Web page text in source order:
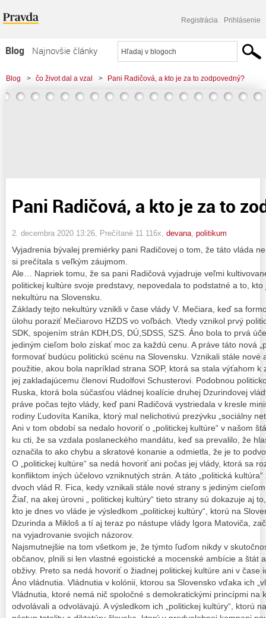
Registrácia Prihlásenie
Blog
Najnovšie články
Najčítanejšie články
Najkomentovanejšie články
Blog > čo život dal a vzal > Pani Radičová, a kto je za to zodpovedný?
Pani Radičová, a kto je za to
2. decembra 2020 13:26 , Prečítané 11 116x, devana politikum
Vyjadrenia bývalej premiérky pani Radičovej o tom, že táto vláda
si prečítala s veľkým záujmom.
Ale… Napriek tomu, že sa pani Radičová vyjadruje veľmi
politickej kultúre svoje predstavy, nepovedala to podstatné a to,
nekultúru na Slovensku.
Základy tejto nekultúry vznikli v čase vlády V. Mečiara, keď sa
úlohu poraziť Mečiarovo HZDS vo voľbách. Vtedy vznikol prvý
SDK, spojením strán KDH,DS, DÚ,SDSS, SZS. Áno bola to prvá
jediným cieľom bolo získať moc za každú cenu. A práve táto nová
formovať budúcu politickú scénu na Slovensku. Vznikali stále nové
použitie, akou bola napríklad strana SOP, ktorá sa stala výťahom
jej zakladajúcemu členovi Rudolfovi Schusterovi. Podobnou
Ruska, ktorá bola súčasťou vládnej koalície druhej Dzurindovej
práve počas tejto vlády, keď pani Radičová vystriedala v kresle
rodiny Ľudovíta Kaníka, ktorý mal nelichotivú prezývku „sociálny
Ani v tom období sa nedalo hovoriť o „politickej kultúre“ v našom
ku cti, že sa vzdala poslaneckého mandátu, keď sa prevalilo, že
označila to ako chybu a skratové konanie a odmietla, že je to
O „politickej kultúre“ sa nedá hovoriť ani počas jej vlády, ktorá sa
konfliktom iných účelovo vzniknutých strán. A táto „politická
dvoch vlád R. Fica, kedy vznikali stále nové strany s jediným
Žiaľ, na akej úrovni „ politickej kultúry“ tieto strany sú dokazuje aj
kto je dnes vo vláde je výsledkom „politickej kultúry“, ktorú na
Dzurinda a Mikloš a tí aj teraz po nástupe vlády Igora Matoviča,
na vyjadrovanie svojich názorov.
Najsmutnejšie na tom všetkom je, že týmto ľuďom nikdy v
občanov, plnili si len vlastné egoistické a mocenské ambície a štát
obživy. Preto sa nedá hovoriť o žiadnej politickej kultúre ani v čase
Áno vládnutia. Vládnutia v kolónii, ktorou sa Slovensko vďaka ich
Vládnutia, ktoré nemá nič spoločné s demokratickými princípmi na
odvolávali a odvolávajú. A výsledkom ich „politickej kultúry“, ktorú